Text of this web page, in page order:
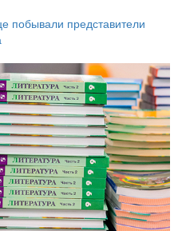
побывали представители